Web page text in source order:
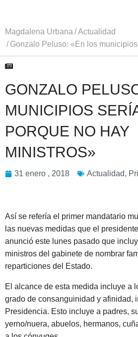
Magdalena Urbana
Actualidad
Gonzalo Peluso: «En los
GONZALO
MUNICIPIOS
PORQUE NO HAY
MINISTROS»
31 enero , 2018 Actualidad,
Así se refería el primer mandatario
las nuevas medidas que el
anunció este lunes pasado que
ministros del gabinete de nombrar
reparticiones del Estado.
El alcance de esta medida incluye a
grado de consanguinidad y afinidad,
Presidencia. Esto incluye a padres,
yerno/nuera, abuelos, hermanos,